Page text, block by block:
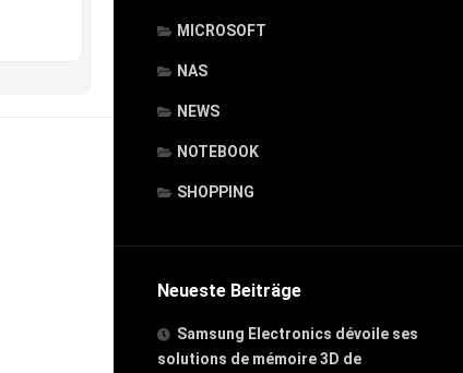
MICROSOFT
NAS
NEWS
NOTEBOOK
SHOPPING
Neueste Beiträge
Samsung Electronics dévoile ses
solutions de mémoire 3D de